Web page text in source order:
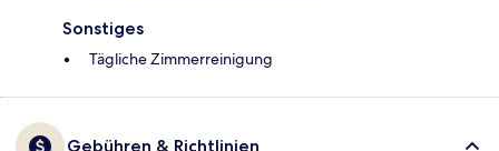
Sonstiges
Tägliche Zimmerreinigung
Gebühren & Richtlinien